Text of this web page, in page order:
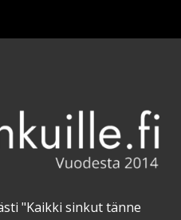
"Kaikki sinkut tänne